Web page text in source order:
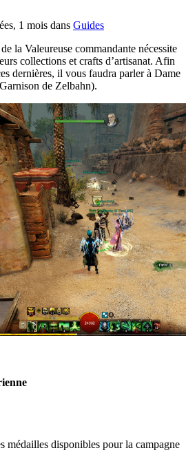
1 mois dans Guides
la Valeureuse commandante nécessite
collections et crafts d’artisanat. Afin
dernières, il vous faudra parler à Dame
de Zelbahn).
médailles disponibles pour la campagne